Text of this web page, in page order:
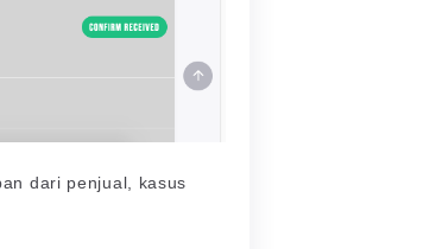
dari penjual, kasus